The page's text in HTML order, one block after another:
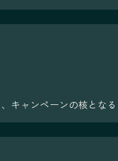
キャンペーンの核とな